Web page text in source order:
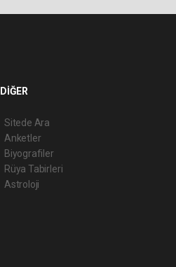
DİĞER
Sitede Ara
Anketler
Biyografiler
Rüya Tabirleri
Astroloji